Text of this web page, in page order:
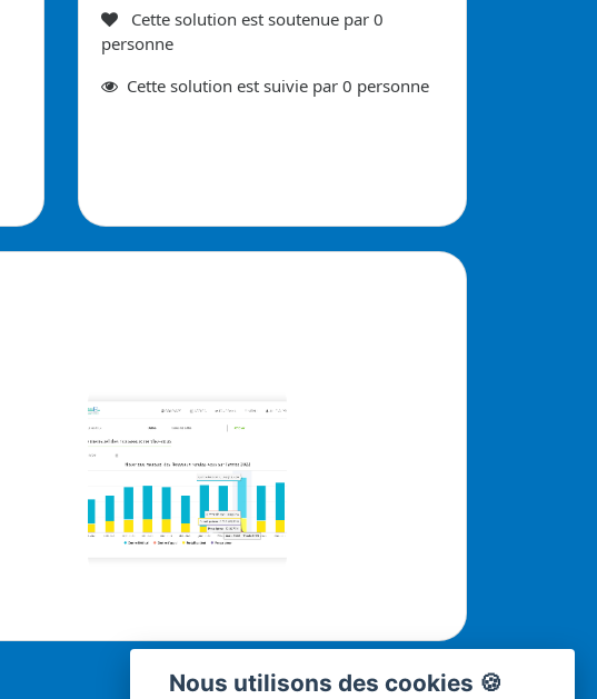
Cette solution est soutenue par 0
personne
Cette solution est suivie par 0 personne
Nous utilisons des cookies 🍪